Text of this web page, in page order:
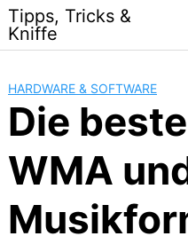
Tipps, Tricks &
Kniffe
HARDWARE & SOFTWARE
Die
WMA